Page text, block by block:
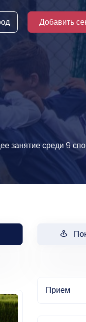
Добавить
занятие среди 9
Прием